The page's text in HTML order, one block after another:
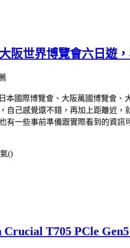
大阪世界博覽會六日遊
本國際博覽會、大阪萬國博覽會
自己感覺還不錯，再加上距離近
有一些事前準備跟實際看到的資
()
Crucial T705 PCle